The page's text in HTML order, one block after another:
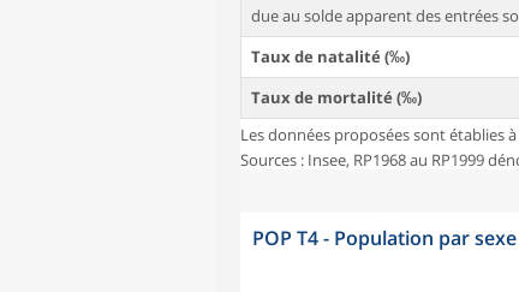
due au solde apparent des entrées
Taux de natalité (‰)
Taux de mortalité (‰)
Les données proposées sont établies
Sources : Insee, RP1968 au RP1999
POP T4 - Population par